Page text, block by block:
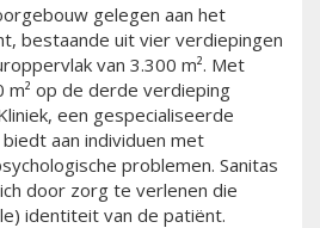
gelegen aan het
bestaande uit vier verdiepingen
van 3.300 m². Met
op de derde verdieping
een gespecialiseerde
aan individuen met
problemen. Sanitas
door zorg te verlenen die
identiteit van de patiënt.